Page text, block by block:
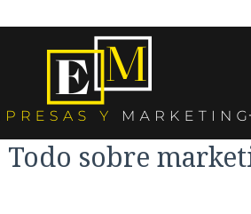
sobre